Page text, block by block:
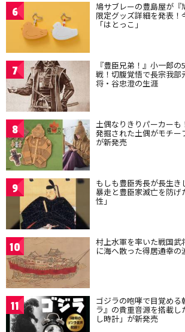
6 鳩サブレーの豊島屋が『
限定グッズ詳細を発表！
「はとっこ」
7 『豊臣兄弟！』小一郎
戦！切腹覚悟で長宗我
将・谷忠澄の生涯
8 土偶なりきりパーカーも
発掘された土偶がモチ
が新発売
9 もしも豊臣秀長が長生
暴走と豊臣家滅亡を防げ
性」
10 村上水軍を率いた戦国
に海へ散った得居通幸
11 ゴジラの咆哮で目覚め
ラ』の貴重音源を搭載し
し時計」が新発売